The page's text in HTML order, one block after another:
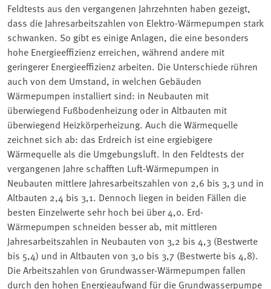
Feldtests aus den vergangenen Jahrzehnten haben gezeigt,
dass die Jahresarbeitszahlen von Elektro-Wärmepumpen stark
schwanken. So gibt es einige Anlagen, die eine besonders
hohe Energieeffizienz erreichen, während andere mit
geringerer Energieeffizienz arbeiten. Die Unterschiede rühren
auch von dem Umstand, in welchen Gebäuden
Wärmepumpen installiert sind: in Neubauten mit
überwiegend Fußbodenheizung oder in Altbauten mit
überwiegend Heizkörperheizung. Auch die Wärmequelle
zeichnet sich ab: das Erdreich ist eine ergiebigere
Wärmequelle als die Umgebungsluft. In den Feldtests der
vergangenen Jahre schafften Luft-Wärmepumpen in
Neubauten mittlere Jahresarbeitszahlen von 2,6 bis 3,3 und in
Altbauten 2,4 bis 3,1. Dennoch liegen in beiden Fällen die
besten Einzelwerte sehr hoch bei über 4,0. Erd-
Wärmepumpen schneiden besser ab, mit mittleren
Jahresarbeitszahlen in Neubauten von 3,2 bis 4,3 (Bestwerte
bis 5,4) und in Altbauten von 3,0 bis 3,7 (Bestwerte bis 4,8).
Die Arbeitszahlen von Grundwasser-Wärmepumpen fallen
durch den hohen Energieaufwand für die Grundwasserpumpe